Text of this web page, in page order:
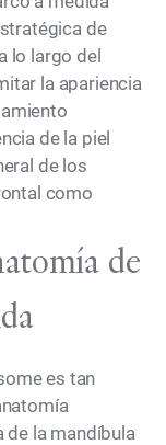
de
lo largo del
la apariencia
de la piel
de los
como
de
es tan
de la mandíbula